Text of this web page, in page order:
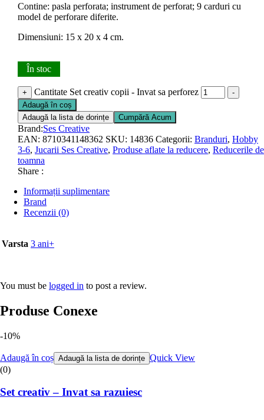
Contine: pasla perforata; instrument de perforat; 9 carduri cu
model de perforare diferite.
Dimensiuni: 15 x 20 x 4 cm.
În stoc
+ Cantitate Set creativ copii - Invat sa perforez
-
Adaugă în coș
Adaugă la lista de dorințe
Cumpără Acum
Brand:Ses Creative
EAN: 8710341148362 SKU: 14836 Categorii: Branduri, Hobby
3-6, Jucarii Ses Creative, Produse aflate la reducere, Reducerile de
toamna
Share :
Informații suplimentare
Brand
Recenzii (0)
Varsta 3 ani+
You must be logged in to post a review.
Produse Conexe
-10%
Adaugă în coș Adaugă la lista de dorințe Quick View
(0)
Set creativ – Invat sa razuiesc